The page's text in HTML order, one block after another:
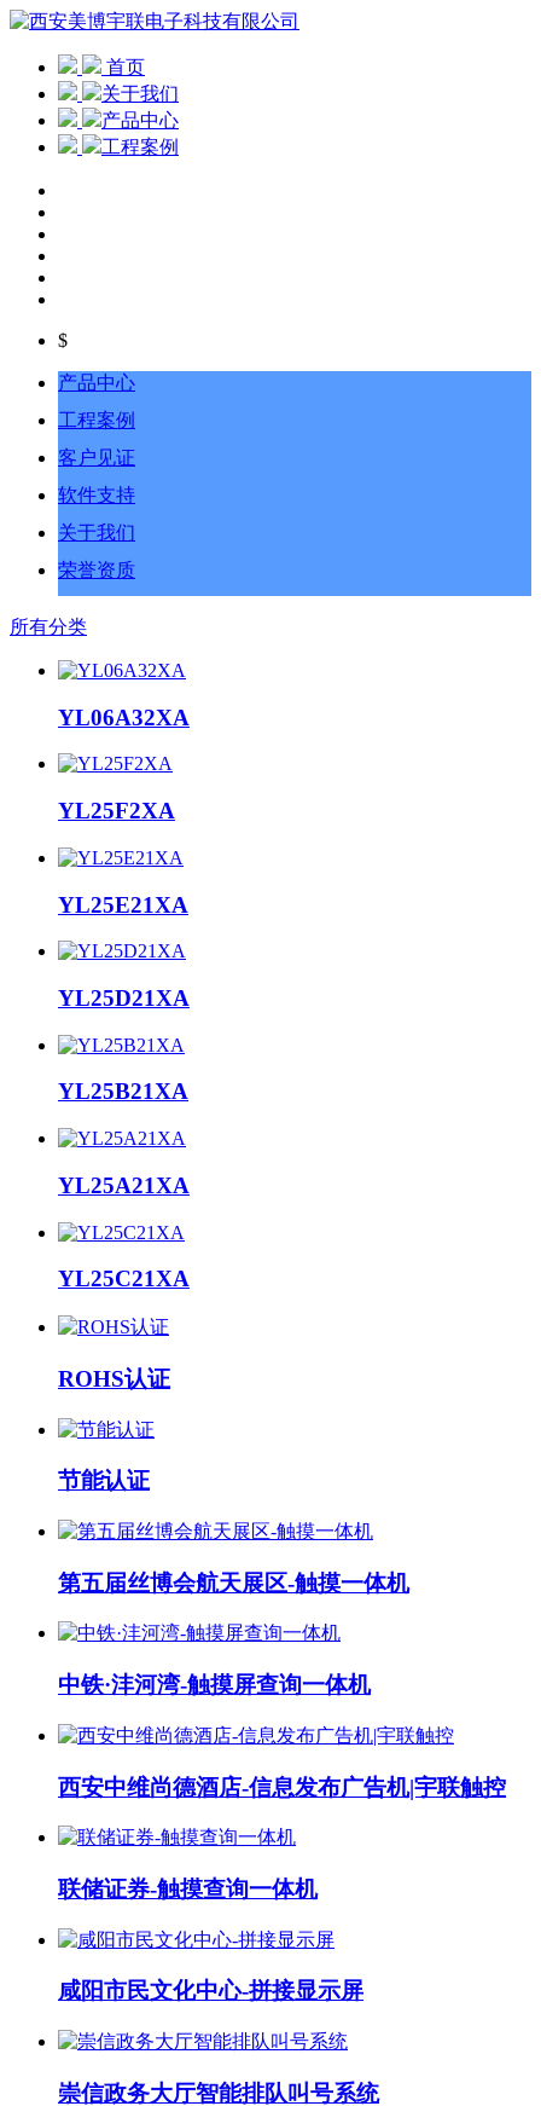
首页
关于我们
产品中心
工程案例
$
产品中心
工程案例
客户见证
软件支持
关于我们
荣誉资质
所有分类
YL06A32XA
YL25F2XA
YL25E21XA
YL25D21XA
YL25B21XA
YL25A21XA
YL25C21XA
ROHS认证
节能认证
第五届丝博会航天展区-触摸一体机
中铁·沣河湾-触摸屏查询一体机
西安中维尚德酒店-信息发布广告机|宇联触控
联储证券-触摸查询一体机
咸阳市民文化中心-拼接显示屏
崇信政务大厅智能排队叫号系统